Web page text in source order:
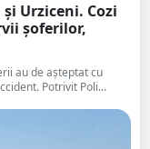
Urziceni. Cozi
șoferilor,
au de așteptat cu
Potrivit Poli...